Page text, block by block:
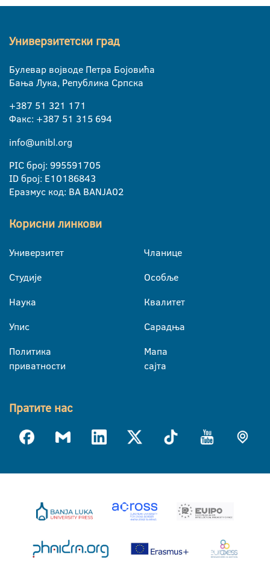
Универзитетски град
Булевар војводе Петра Бојовића
Бања Лука, Република Српска
+387 51 321 171
Факс: +387 51 315 694
info@unibl.org
PIC број: 995591705
ID број: E10186843
Еразмус код: BA BANJA02
Корисни линкови
Универзитет
Студије
Наука
Упис
Политика
приватности
Чланице
Особље
Квалитет
Сарадња
Мапа
сајта
Пратите нас